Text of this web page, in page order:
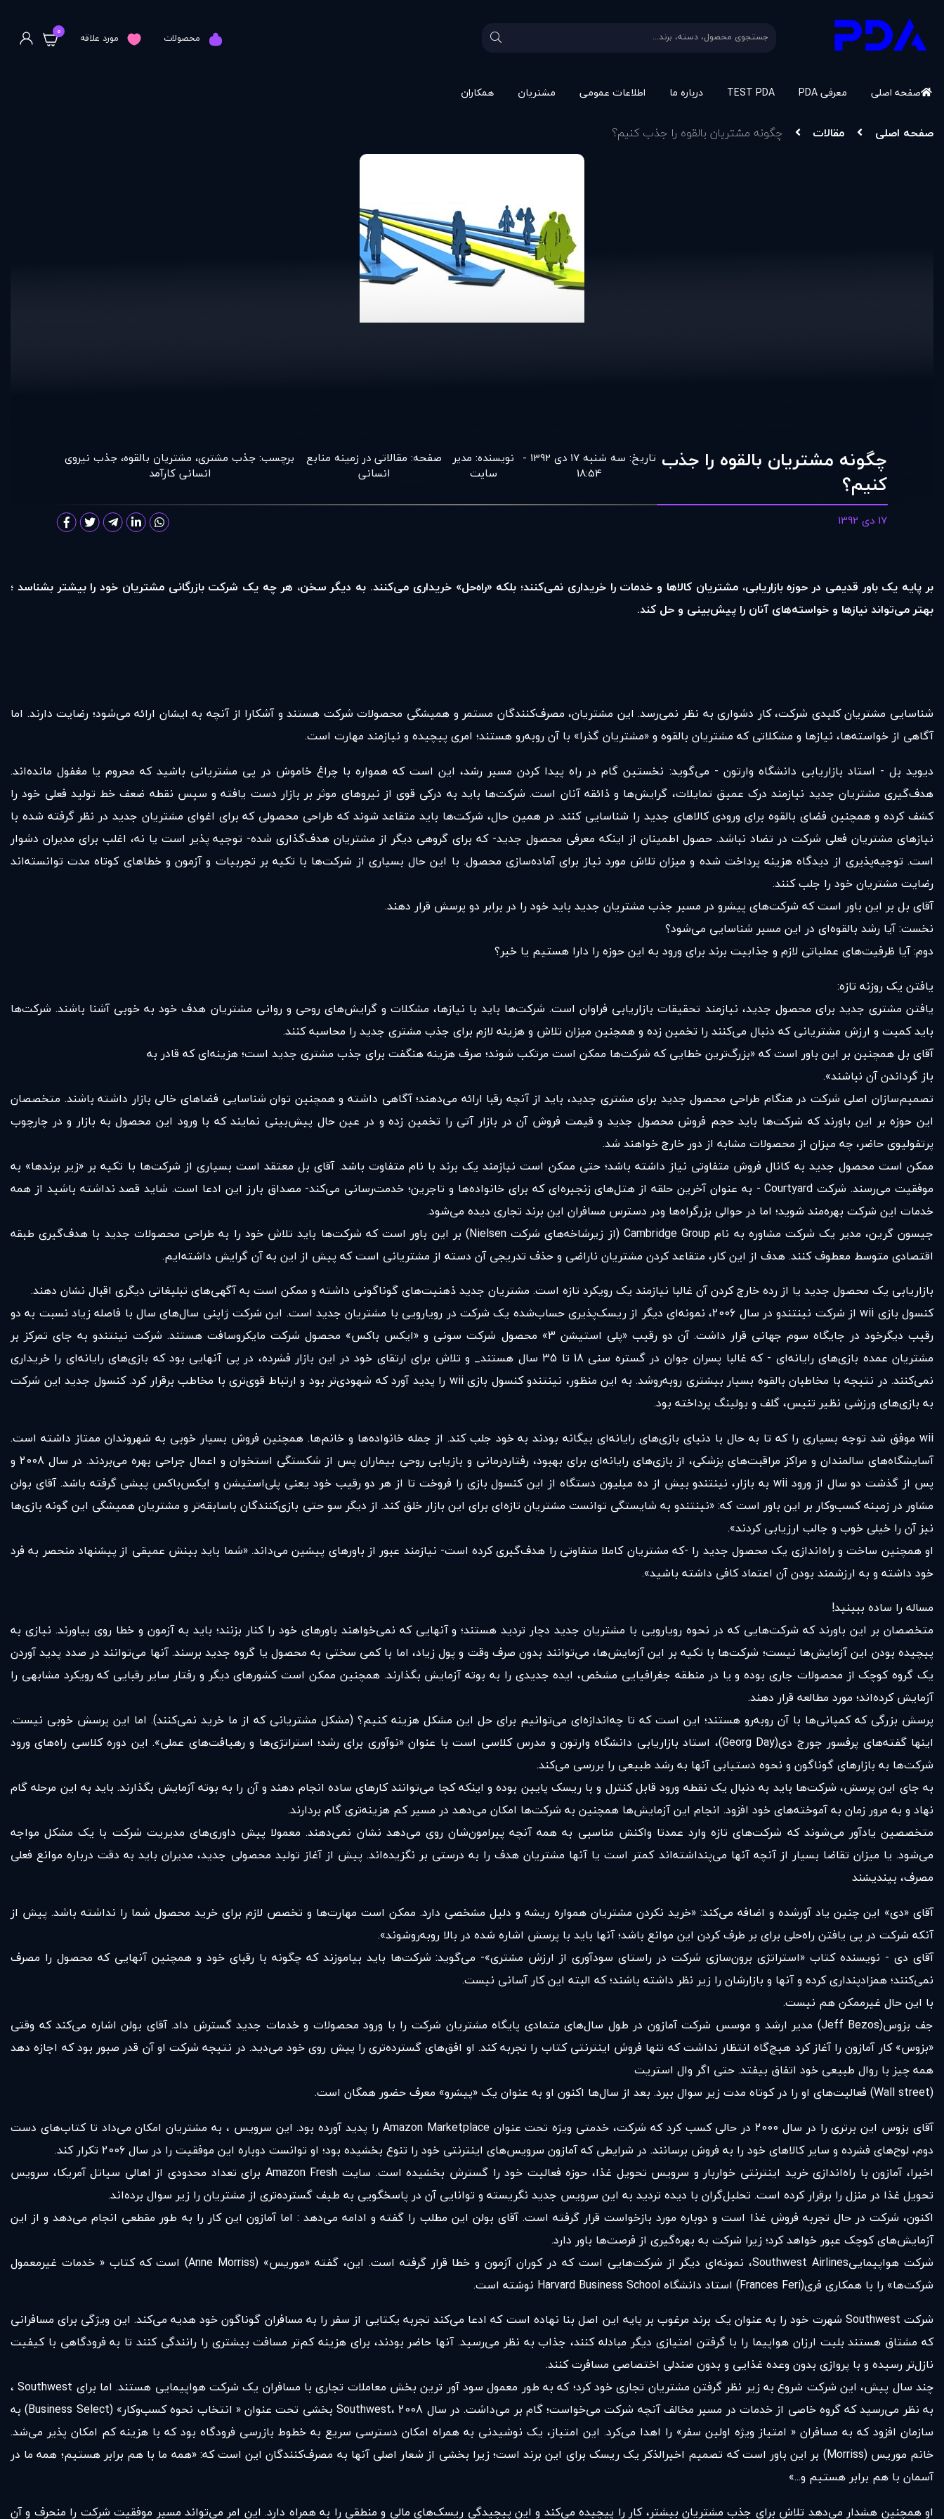
محصولات مورد علاقه 0
صفحه اصلی معرفی PDA TEST PDA درباره ما اطلاعات عمومی مشتريان همکاران
صفحه اصلی مقالات چگونه مشتريان بالقوه را جذب کنيم؟
چگونه مشتريان بالقوه را جذب
کنيم؟
تاریخ:
سه شنبه 17 دی 1392 -
18:54
نویسنده: مدير
سايت
صفحه: مقالاتی در زمينه منابع
انسانی
برچسب:جذب مشتری، مشتریان بالقوه، جذب نیروی
انسانی کارآمد
17 دی 1392
بر پایه‌ یک باور قدیمی در حوزه‌ بازاریابی، مشتریان کالاها و خدمات را خریداری نمی‌کنند؛ بلکه «راه‌حل» خریداری می‌کنند. به دیگر سخن، هر چه یک شرکت بازرگانی مشتریان خود را بیشتر بشناسد ؛
بهتر می‌تواند نیازها و خواسته‌های آنان را پیش‌بینی و حل کند.
شناسایی مشتریان کلیدی شرکت، کار دشواری به نظر نمی‌رسد. این مشتریان، مصرف‌کنندگان مستمر و همیشگی محصولات شرکت هستند و آشکارا از آنچه به ایشان ارائه می‌شود؛ رضایت دارند. اما
آگاهی از خواسته‌ها، نیازها و مشکلاتی که مشتریان بالقوه و «مشتریان گذرا» با آن روبه‌رو هستند؛ امری پیچیده و نیازمند مهارت است.
دیوید بل - استاد بازاریابی دانشگاه وارتون - می‌گوید: نخستین گام در راه پیدا کردن مسیر رشد، این است که همواره با چراغ خاموش در پی مشتریانی باشید که محروم یا مغفول مانده‌اند.
هدف‌گیری مشتریان جدید نیازمند درک عمیق تمایلات، گرایش‌ها و ذائقه‌ آنان است. شرکت‌ها باید به درکی قوی از نیروهای موثر بر بازار دست یافته و سپس نقطه‌ ضعف خط تولید فعلی خود را
کشف کرده و همچنین فضای بالقوه برای ورودی کالاهای جدید را شناسایی کنند. در همین حال، شرکت‌ها باید متقاعد شوند که طراحی محصولی که برای اغوای مشتریان جدید در نظر گرفته شده با
نیازهای مشتریان فعلی شرکت در تضاد نباشد. حصول اطمینان از اینکه معرفی محصول جدید- که برای گروهی دیگر از مشتریان هدف‌گذاری شده- توجیه پذیر است یا نه، اغلب برای مدیران دشوار
است. توجیه‌پذیری از دیدگاه هزینه پرداخت شده و میزان تلاش مورد نیاز برای آماده‌سازی محصول. با این حال بسیاری از شرکت‌ها با تکیه بر تجربیات و آزمون و خطاهای کوتاه مدت توانسته‌اند
رضایت مشتریان خود را جلب کنند.
آقای بل بر این باور است که شرکت‌های پیشرو در مسیر جذب مشتریان جدید باید خود را در برابر دو پرسش قرار دهند.
نخست: آیا رشد بالقوه‌ای در این مسیر شناسایی می‌شود؟
دوم: آیا ظرفیت‌های عملیاتی لازم و جذابیت برند برای ورود به این حوزه را دارا هستیم یا خیر؟
یافتن یک روزنه‌ تازه:
یافتن مشتری جدید برای محصول جدید، نیازمند تحقیقات بازاریابی فراوان است. شرکت‌ها باید با نیازها، مشکلات و گرایش‌های روحی و روانی مشتریان هدف خود به خوبی آشنا باشند. شرکت‌ها
باید کمیت و ارزش مشتریانی که دنبال می‌کنند را تخمین زده و همچنین میزان تلاش و هزینه‌ لازم برای جذب مشتری جدید را محاسبه کنند.
آقای بل همچنین بر این باور است که «بزرگ‌ترین خطایی که شرکت‌ها ممکن است مرتکب شوند؛ صرف هزینه‌ هنگفت برای جذب مشتری جدید است؛ هزینه‌ای که قادر به
باز گرداندن آن نباشند».
تصمیم‌سازان اصلی شرکت در هنگام طراحی محصول جدید برای مشتری جدید، باید از آنچه رقبا ارائه می‌دهند؛ آگاهی داشته و همچنین توان شناسایی فضاهای خالی بازار داشته باشند. متخصصان
این حوزه بر این باورند که شرکت‌ها باید حجم فروش محصول جدید و قیمت فروش آن در بازار آتی را تخمین زده و در عین حال پیش‌بینی نمایند که با ورود این محصول به بازار و در چارچوب
پرتفولیوی حاضر، چه میزان از محصولات مشابه از دور خارج خواهند شد.
ممکن است محصول جدید به کانال فروش متفاوتی نیاز داشته باشد؛ حتی ممکن است نیازمند یک برند با نام متفاوت باشد. آقای بل معتقد است بسیاری از شرکت‌ها با تکیه بر «زیر برندها» به
موفقیت می‌رسند. شرکت Courtyard - به عنوان آخرین حلقه از هتل‌‌های زنجیره‌ای که برای خانواده‌ها و تاجرین؛ خدمت‌رسانی می‌کند- مصداق بارز این ادعا است. شاید قصد نداشته باشید از همه
خدمات این شرکت بهره‌مند شوید؛ اما در حوالی بزرگراه‌ها ودر دسترس مسافران این برند تجاری دیده می‌شود.
جیسون گرین، مدیر یک شرکت مشاوره به نام Cambridge Group (از زیرشاخه‌های شرکت Nielsen) بر این باور است که شرکت‌ها باید تلاش خود را به طراحی محصولات جدید با هدف‌گیری طبقه‌
اقتصادی متوسط معطوف کنند. هدف از این کار، متقاعد کردن مشتریان ناراضی و حذف تدریجی آن دسته از مشتریانی است که پیش از این به آن گرایش داشته‌ایم.
بازاریابی یک محصول جدید یا از رده خارج کردن آن غالبا نیازمند یک رویکرد تازه است. مشتریان جدید ذهنیت‌های گوناگونی داشته و ممکن است به آگهی‌های تبلیغاتی دیگری اقبال نشان دهند.
کنسول بازی wii از شرکت نینتندو در سال 2006، نمونه‌ای دیگر از ریسک‌پذیری حساب‌شد‌ه‌ یک شرکت در رویارویی با مشتریان جدید است. این شرکت ژاپنی سال‌های سال با فاصله‌ زیاد نسبت به دو
رقیب دیگرخود در جایگاه سوم جهانی قرار داشت. آن دو رقیب «پلی استیشن 3» محصول شرکت سونی و «ایکس باکس» محصول شرکت مایکروسافت هستند. شرکت نینتندو به جای تمرکز بر
مشتریان عمده بازی‌های رایانه‌ای - که غالبا پسران جوان در گستره‌ سنی 18 تا 35 سال هستند_ و تلاش برای ارتقای خود در این بازار فشرده، در پی آنهایی بود که بازی‌های رایانه‌ای را خریداری
نمی‌کنند. در نتیجه با مخاطبان بالقوه‌ بسیار بیشتری روبه‌روشد. به این منظور، نینتندو کنسول بازی wii را پدید آورد که شهودی‌تر بود و ارتباط قوی‌تری با مخاطب برقرار کرد. کنسول جدید این شرکت
به بازی‌های ورزشی نظیر تنیس، گلف و بولینگ پرداخته بود.
wii موفق شد توجه بسیاری را که تا به حال با دنیای بازی‌های رایانه‌ای بیگانه بودند به خود جلب کند. از جمله خانواده‌ها و خانم‌ها. همچنین فروش بسیار خوبی به شهروندان ممتاز داشته است.
آسایشگاه‌های سالمندان و مراکز مراقبت‌های پزشکی، از بازی‌های رایانه‌ای برای بهبود، رفتاردرمانی و بازیابی روحی بیماران پس از شکستگی استخوان و اعمال جراحی بهره می‌بردند. در سال 2008 و
پس از گذشت دو سال از ورود wii به بازار، نینتندو بیش از ده میلیون دستگاه از این کنسول بازی را فروخت تا از هر دو رقیب خود یعنی پلی‌استیشن و ایکس‌باکس پیشی گرفته باشد. آقای بولن
مشاور در زمینه کسب‌وکار بر این باور است که: «نینتندو به شایستگی توانست مشتریان تازه‌ای برای این بازار خلق کند. از دیگر سو حتی بازی‌کنندگان باسابقه‌تر و مشتریان همیشگی این گونه بازی‌ها
نیز آن را خیلی خوب و جالب ارزیابی کردند».
او همچنین ساخت و راه‌اندازی یک محصول جدید را -که مشتریان کاملا متفاوتی را هدف‌گیری کرده است- نیازمند عبور از باورهای پیشین می‌داند. «شما باید بینش عمیقی از پیشنهاد منحصر به فرد
خود داشته و به ارزشمند بودن آن اعتماد کافی داشته باشید».
مساله را ساده ببینید!
متخصصان بر این باورند که شرکت‌هایی که در نحوه‌ رویارویی با مشتریان جدید دچار تردید هستند؛ و آنهایی که نمی‌خواهند باور‌های خود را کنار بزنند؛ باید به آزمون و خطا روی بیاورند. نیازی به
پیچیده بودن این آزمایش‌ها نیست؛ شرکت‌ها با تکیه بر این آزمایش‌ها، می‌توانند بدون صرف وقت و پول زیاد، اما با کمی سختی به محصول یا گروه جدید برسند. آنها می‌توانند در صدد پدید آوردن
یک گروه کوچک از محصولات جاری بوده و یا در منطقه‌ جغرافیایی مشخص، ایده جدیدی را به بوته‌ آزمایش بگذارند. همچنین ممکن است کشورهای دیگر و رفتار سایر رقبایی که رویکرد مشابهی را
آزمایش کرده‌اند؛ مورد مطالعه قرار دهند.
پرسش بزرگی که کمپانی‌ها با آن روبه‌رو هستند؛ این است که تا چه‌اندازه‌ای می‌توانیم برای حل این مشکل هزینه کنیم؟ (مشکل مشتریانی که از ما خرید نمی‌کنند). اما این پرسش خوبی نیست.
اینها گفته‌های پرفسور جورج دی(Georg Day)، استاد بازاریابی دانشگاه وارتون و مدرس کلاسی است با عنوان «نوآوری برای رشد؛ استراتژی‌ها و رهیافت‌های عملی». این دوره‌ کلاسی راه‌های ورود
شرکت‌ها به بازارهای گوناگون و نحوه‌ دستیابی آنها به رشد طبیعی را بررسی می‌کند.
به جای این پرسش، شرکت‌ها باید به دنبال یک نقطه‌ ورود قابل کنترل و با ریسک پایین بوده و اینکه کجا می‌توانند کارهای ساده انجام دهند و آن را به بوته‌ آزمایش بگذارند. باید به این مرحله گام
نهاد و به مرور زمان به آموخته‌های خود افزود. انجام این آزمایش‌ها همچنین به شرکت‌ها امکان می‌دهد در مسیر کم هزینه‌تری گام بردارند.
متخصصین یادآور می‌شوند که شرکت‌های تازه وارد عمدتا واکنش مناسبی به همه‌ آنچه پیرامون‌شان روی می‌دهد نشان نمی‌دهند. معمولا پیش داوری‌های مدیریت شرکت با یک مشکل مواجه
می‌شود. یا میزان تقاضا بسیار از آنچه آنها می‌پنداشته‌اند کمتر است یا آنها مشتریان هدف را به درستی بر نگزیده‌اند. پیش از آغاز تولید محصولی جدید، مدیران باید به دقت درباره‌ موانع فعلی
مصرف، بیندیشند
آقای «دی» این چنین یاد آورشده و اضافه می‌کند: «خرید نکردن مشتریان همواره ریشه و دلیل مشخصی دارد. ممکن است مهارت‌ها و تخصص لازم برای خرید محصول شما را نداشته باشد. پیش از
آنکه شرکت در پی یافتن راه‌حلی برای بر طرف کردن این موانع باشد؛ آنها باید با پرسش اشاره شده در بالا روبه‌روشوند».
آقای دی - نویسنده‌ کتاب «استراتژی برون‌سازی شرکت در راستای سود‌آوری از ارزش مشتری»- می‌گوید: شرکت‌ها باید بیاموزند که چگونه با رقبای خود و همچنین آنهایی که محصول را مصرف
نمی‌کنند؛ همزاد‌پنداری کرده و آنها و بازارشان را زیر نظر داشته باشند؛ که البته این کار آسانی نیست.
با این حال غیرممکن هم نیست.
جف بزوس(Jeff Bezos) مدیر ارشد و موسس شرکت آمازون در طول سال‌های متمادی پایگاه مشتریان شرکت را با ورود محصولات و خدمات جدید گسترش داد. آقای بولن اشاره می‌کند که وقتی
«بزوس» کار آمازون را آغاز کرد هیچ‌گاه انتظار نداشت که تنها فروش اینترنتی کتاب را تجربه کند. او افق‌های گسترده‌تری را پیش روی خود می‌دید. در نتیجه شرکت او آن قدر صبور بود که اجازه دهد
همه چیز با روال طبیعی خود اتفاق بیفتد. حتی اگر وال استریت
(Wall street) فعالیت‌های او را در کوتاه مدت زیر سوال ببرد. بعد از سال‌ها اکنون او به عنوان یک «پیشرو» معرف حضور همگان است.
آقای بزوس این برتری را در سال 2000 در حالی کسب کرد که شرکت، خدمتی ویژه تحت عنوان Amazon Marketplace را پدید آورده بود. این سرویس ، به مشتریان امکان می‌داد تا کتاب‌های دست
دوم، لوح‌های فشرده و سایر کالا‌های خود را به فروش برسانند. در شرایطی که آمازون سرویس‌های اینتر‌نتی خود را تنوع بخشیده بود؛ او توانست دوباره این موفقیت را در سال 2006 تکرار کند.
اخیرا، آمازون با راه‌اندازی خرید اینترنتی خواربار و سرویس تحویل غذا، حوزه‌ فعالیت خود را گسترش بخشیده است. سایت Amazon Fresh برای تعداد محدودی از اهالی سیاتل آمریکا، سرویس
تحویل غذا در منزل را برقرار کرده است. تحلیل‌گران با دیده‌ تردید به این سرویس جدید نگریسته و توانایی آن در پاسخگویی به طیف گسترده‌تری از مشتریان را زیر سوال برده‌اند.
اکنون، شرکت در حال تجربه‌ فروش غذا است و دوباره مورد بازخواست قرار گرفته است. آقای بولن این مطلب را گفته و ادامه می‌دهد : اما آمازون این کار را به طور مقطعی انجام می‌دهد و از این
آزمایش‌های کوچک عبور خواهد کرد؛ زیرا شرکت به بهره‌گیری از فرصت‌ها باور دارد.
شرکت هواپیماییSouthwest Airlines، نمونه‌ای دیگر از شرکت‌هایی است که در کوران آزمون و خطا قرار گرفته است. این، گفته‌ «موریس» (Anne Morriss) است که کتاب « خدمات غیر‌معمول
شرکت‌ها» را با همکاری فری(Frances Feri) استاد دانشگاه Harvard Business School نوشته است.
شرکت Southwest شهرت خود را به عنوان یک برند مرغوب بر پایه‌ این اصل بنا نهاده است که ادعا می‌کند تجربه‌ یکتایی از سفر را به مسافران گوناگون خود هدیه می‌کند. این ویژگی برای مسافرانی
که مشتاق هستند بلیت ارزان هواپیما را با گرفتن امتیازی دیگر مبادله کنند، جذاب به نظر می‌رسید. آنها حاضر بودند، برای هزینه کم‌تر مسافت بیشتری را رانندگی کنند تا به فرودگاهی با کیفیت
نازل‌تر رسیده و با پروازی بدون وعده‌ غذایی و بدون صندلی اختصاصی مسافرت کنند.
چند سال پیش، این شرکت شروع به زیر نظر گرفتن مشتریان تجاری خود کرد؛ که به طور معمول سود آور ترین بخش معاملات تجاری با مسافران یک شرکت هواپیمایی هستند. اما برای Southwest ،
به نظر می‌رسید که گروه خاصی از خدمات در مسیر مخالف آنچه شرکت می‌خواست؛ گام بر می‌داشت. در سال 2008 ،Southwest بخشی تحت عنوان « انتخاب نحوه‌ کسب‌وکار» (Business Select) به
سازمان افزود که به مسافران « امتیاز ویژه‌ اولین سفر» را اهدا می‌کرد. این امتیاز، یک نوشیدنی به همراه امکان دسترسی سریع به خطوط بازرسی فرودگاه بود که با هزینه‌ کم امکان پذیر می‌شد.
خانم موریس (Morriss) بر این باور است که تصمیم اخیرالذکر یک ریسک برای این برند است؛ زیرا بخشی از شعار اصلی آنها به مصرف‌کنندگان این است که: «همه‌ ما با هم برابر هستیم؛ همه‌ ما در
آسمان با هم برابر هستیم و...»
او همچنین هشدار می‌دهد تلاش برای جذب مشتریان بیشتر، کار را پیچیده می‌کند و این پیچیدگی ریسک‌های مالی و منطقی را به همراه دارد. این امر می‌تواند مسیر موفقیت شرکت را منحرف و آن